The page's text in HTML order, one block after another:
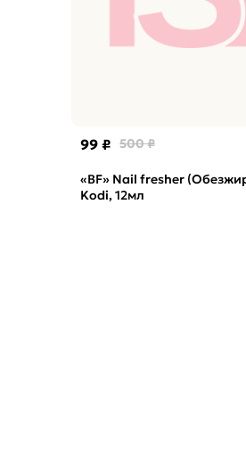
99 ₽ 500 ₽
«BF» Nail fresher
Kodi, 12мл